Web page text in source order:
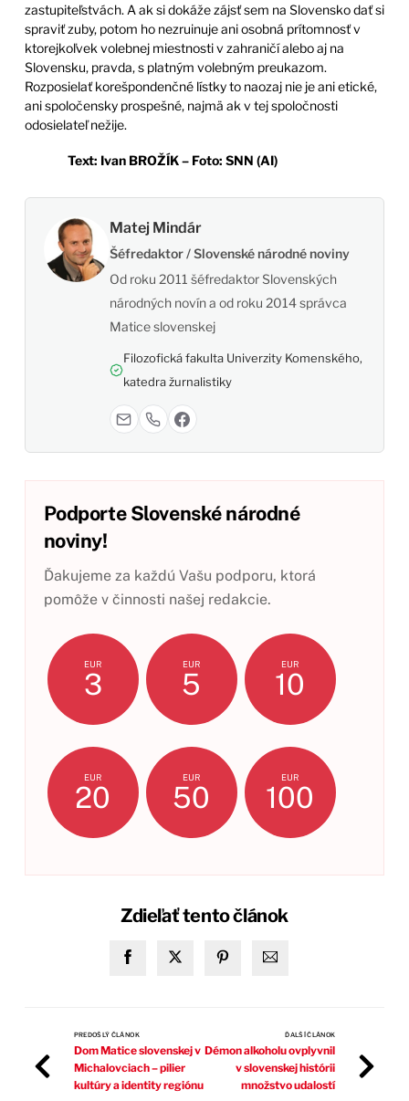
zastupiteľstvách. A ak si dokáže zájsť sem na Slovensko dať si
spraviť zuby, potom ho nezruinuje ani osobná prítomnosť v
ktorejkoľvek volebnej miestnosti v zahraničí alebo aj na
Slovensku, pravda, s platným volebným preukazom.
Rozposielať korešpondenčné lístky to naozaj nie je ani etické,
ani spoločensky prospešné, najmä ak v tej spoločnosti
odosielateľ nežije.
Text: Ivan BROŽÍK – Foto: SNN (AI)
Matej Mindár
Šéfredaktor / Slovenské národné noviny
Od roku 2011 šéfredaktor Slovenských
národných novín a od roku 2014 správca
Matice slovenskej
Filozofická fakulta Univerzity Komenského,
katedra žurnalistiky
Podporte Slovenské národné
noviny!
Ďakujeme za každú Vašu podporu, ktorá
pomôže v činnosti našej redakcie.
EUR
3
EUR
5
EUR
10
EUR
20
EUR
50
EUR
100
Zdieľať tento článok
PREDOŠLÝ ČLÁNOK
Dom Matice slovenskej v
Michalovciach – pilier
kultúry a identity regiónu
ĎALŠÍ ČLÁNOK
Démon alkoholu ovplyvnil
v slovenskej histórii
množstvo udalostí